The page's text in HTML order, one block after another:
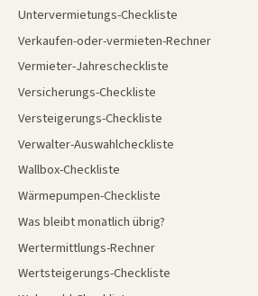
Untervermietungs-Checkliste
Verkaufen-oder-vermieten-Rechner
Vermieter-Jahrescheckliste
Versicherungs-Checkliste
Versteigerungs-Checkliste
Verwalter-Auswahlcheckliste
Wallbox-Checkliste
Wärmepumpen-Checkliste
Was bleibt monatlich übrig?
Wertermittlungs-Rechner
Wertsteigerungs-Checkliste